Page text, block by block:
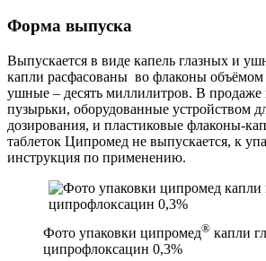
Форма выпуска
Выпускается в виде капель глазных и
капли расфасованы во флаконы объёмом
ушные – десять миллилитров. В продаже
пузырьки, оборудованные устройством
дозирования, и пластиковые флаконы-
таблеток Ципромед не выпускается, к
инструкция по применению.
Фото упаковки ципромед® капли
ципрофлоксацин 0,3%